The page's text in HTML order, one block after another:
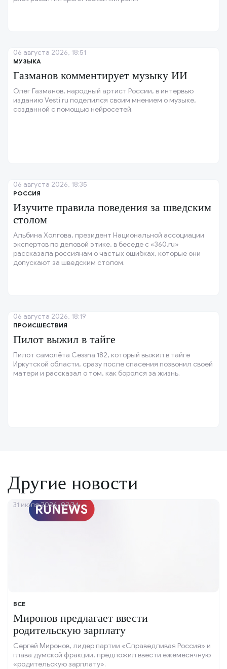
МУЗЫКА
Газманов комментирует музыку ИИ
Олег Газманов, народный артист России, в интервью
изданию Vesti.ru поделился своим мнением о музыке,
созданной с помощью нейросетей.
06 августа 2026, 18:51
РОССИЯ
Изучите правила поведения за шведским
столом
Альбина Холгова, президент Национальной ассоциации
экспертов по деловой этике, в беседе с «360.ru»
рассказала россиянам о частых ошибках, которые они
допускают за шведским столом.
06 августа 2026, 18:35
ПРОИСШЕСТВИЯ
Пилот выжил в тайге
Пилот самолёта Cessna 182, который выжил в тайге
Иркутской области, сразу после спасения позвонил своей
матери и рассказал о том, как боролся за жизнь.
06 августа 2026, 18:19
Другие новости
ВСЕ
Миронов предлагает ввести
родительскую зарплату
Сергей Миронов, лидер партии «Справедливая Россия» и
глава думской фракции, предложил ввести ежемесячную
«родительскую зарплату».
31 июля 2026, 07:34